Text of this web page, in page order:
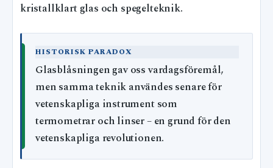
kristallklart glas och spegelteknik.
HISTORISK PARADOX
Glasblåsningen gav oss vardagsföremål,
men samma teknik användes senare för
vetenskapliga instrument som
termometrar och linser – en grund för den
vetenskapliga revolutionen.